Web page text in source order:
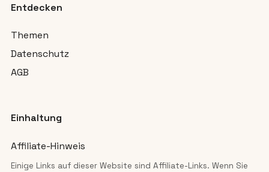
Entdecken
Themen
Datenschutz
AGB
Einhaltung
Affiliate-Hinweis
Einige Links auf dieser Website sind Affiliate-Links. Wenn Sie